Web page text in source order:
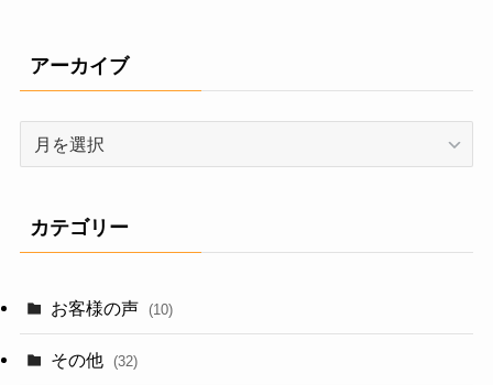
アーカイブ
ブ
カテゴリー
お客様の声 (10)
その他 (32)